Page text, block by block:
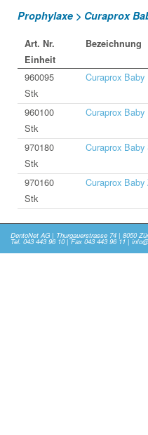
Prophylaxe > Curaprox
Art. Nr.
Bezeichnung
Einheit
960095
Curaprox
Stk
960100
Curaprox
Stk
970180
Curaprox
Stk
970160
Curaprox
Stk
DentoNet AG | Thurgauerstrasse 74 | 8050
Tel. 043 443 96 10 | Fax 043 443 96 11 |